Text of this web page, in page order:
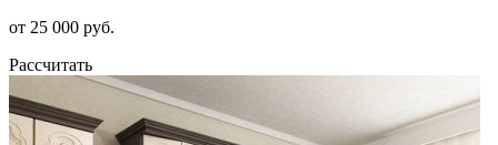
от 25 000 руб.
Рассчитать